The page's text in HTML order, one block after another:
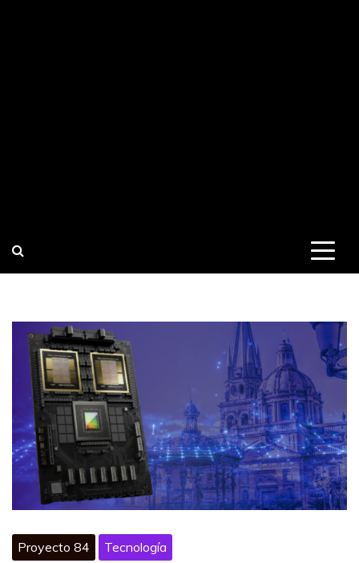
Proyecto 84 Tecnología